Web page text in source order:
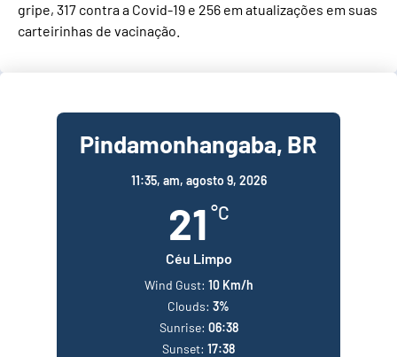
gripe, 317 contra a Covid-19 e 256 em atualizações em suas
carteirinhas de vacinação.
Pindamonhangaba, BR
11:35, am, agosto 9, 2026
21 °C
Céu Limpo
Wind Gust: 10 Km/h
Clouds: 3%
Sunrise: 06:38
Sunset: 17:38